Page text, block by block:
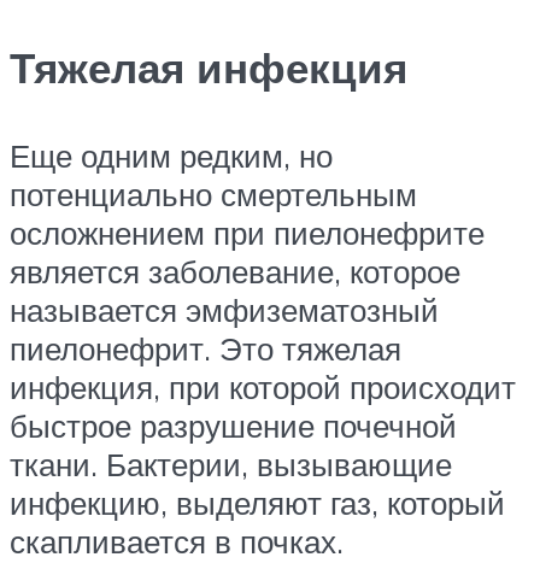
Тяжелая инфекция
Еще одним редким, но
потенциально смертельным
осложнением при пиелонефрите
является заболевание, которое
называется эмфизематозный
пиелонефрит. Это тяжелая
инфекция, при которой происходит
быстрое разрушение почечной
ткани. Бактерии, вызывающие
инфекцию, выделяют газ, который
скапливается в почках.